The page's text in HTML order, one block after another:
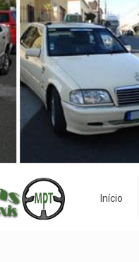
Início